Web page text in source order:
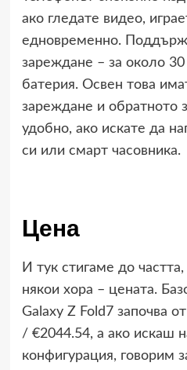
ако гледате видео,
едновременно.
зареждане – за около
батерия. Освен това
зареждане и обратното
удобно, ако искате да
си или смарт часовника.
Цена
И тук стигаме до
някои хора – цената.
Galaxy Z Fold7 започва
/ €2044.54, а ако искаш
конфигурация, говорим